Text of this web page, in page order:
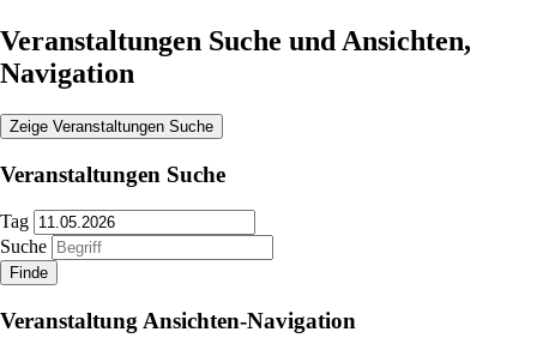
Veranstaltungen Suche und Ansichten,
Navigation
Zeige Veranstaltungen Suche
Veranstaltungen Suche
Tag
Suche
Veranstaltung Ansichten-Navigation